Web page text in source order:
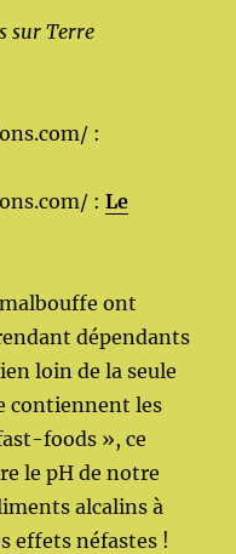
sur Terre
:
:Le
ont
dépendants
loin de la seule
contiennent les
foods », ce
le pH de notre
alcalins à
effets néfastes !